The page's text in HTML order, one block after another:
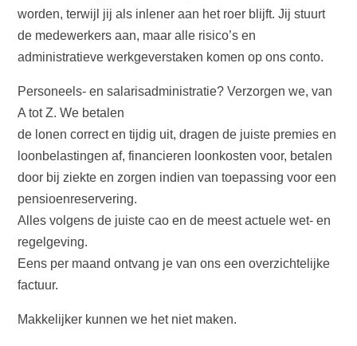
worden, terwijl jij als inlener aan het roer blijft. Jij stuurt
de medewerkers aan, maar alle risico’s en
administratieve werkgeverstaken komen op ons conto.
Personeels- en salarisadministratie? Verzorgen we, van
A tot Z. We betalen
de lonen correct en tijdig uit, dragen de juiste premies en
loonbelastingen af, financieren loonkosten voor, betalen
door bij ziekte en zorgen indien van toepassing voor een
pensioenreservering.
Alles volgens de juiste cao en de meest actuele wet- en
regelgeving.
Eens per maand ontvang je van ons een overzichtelijke
factuur.
Makkelijker kunnen we het niet maken.